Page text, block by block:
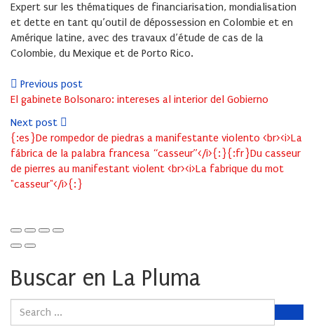
Expert sur les thématiques de financiarisation, mondialisation
et dette en tant qu’outil de dépossession en Colombie et en
Amérique latine, avec des travaux d’étude de cas de la
Colombie, du Mexique et de Porto Rico.
Previous post
El gabinete Bolsonaro: intereses al interior del Gobierno
Next post
{:es}De rompedor de piedras a manifestante violento <br><i>La
fábrica de la palabra francesa “casseur”</i>{:}{:fr}Du casseur
de pierres au manifestant violent <br><i>La fabrique du mot
"casseur"</i>{:}
Buscar en La Pluma